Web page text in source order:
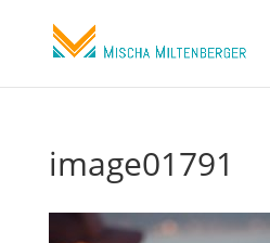
image01791